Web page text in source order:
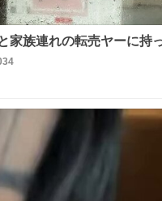
家族連れの転売ヤーに持
浅はかすぎる💦